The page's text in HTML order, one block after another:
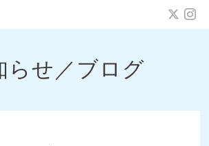
らせ／ブログ